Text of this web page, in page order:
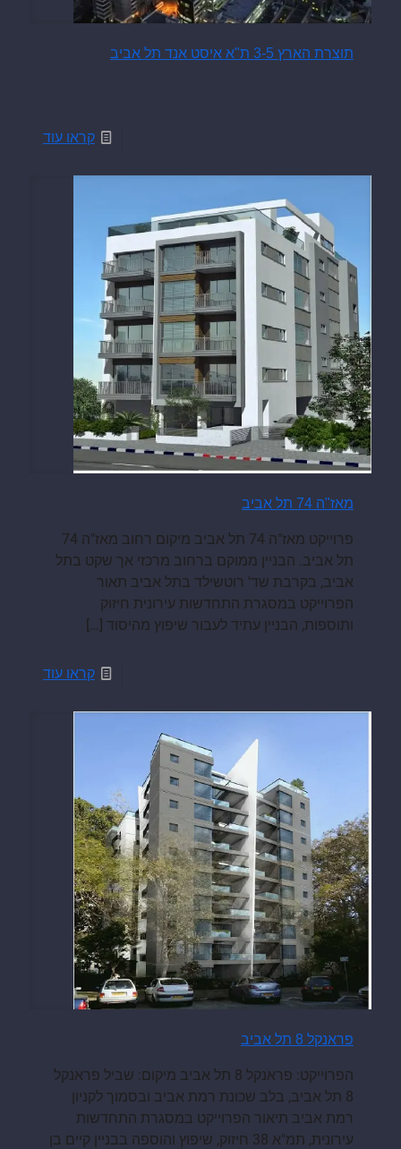
תוצרת הארץ 3-5 ת"א איסט אנד תל אביב
קראו עוד
מאז"ה 74 תל אביב
פרוייקט מאז"ה 74 תל אביב מיקום רחוב מאז"ה 74
תל אביב. הבניין ממוקם ברחוב מרכזי אך שקט בתל
אביב, בקרבת שד' רוטשילד בתל אביב תאור
הפרוייקט במסגרת התחדשות עירונית חיזוק
ותוספות, הבניין עתיד לעבור שיפוץ מהיסוד […]
קראו עוד
פראנקל 8 תל אביב
הפרוייקט: פראנקל 8 תל אביב מיקום: שביל פראנקל
8 תל אביב, בלב שכונת רמת אביב ובסמוך לקניון
רמת אביב תיאור הפרוייקט במסגרת התחדשות
עירונית, תמ"א 38 חיזוק, שיפוץ והוספה בבניין קיים בן